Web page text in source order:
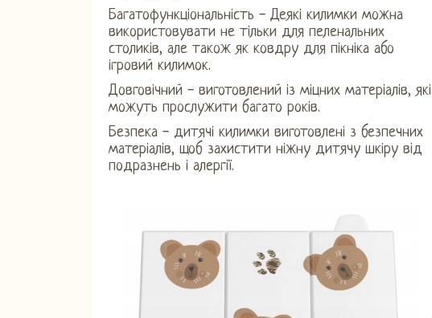
Багатофункціональність - Деякі килимки можна
використовувати не тільки для пеленальних
столиків, але також як ковдру для пікніка або
ігровий килимок.
Довговічний - виготовлений із міцних матеріалів, які
можуть прослужити багато років.
Безпека - дитячі килимки виготовлені з безпечних
матеріалів, щоб захистити ніжну дитячу шкіру від
подразнень і алергії.